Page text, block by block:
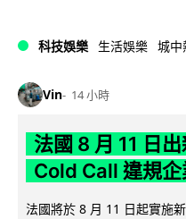
科技娛樂 生活娛樂 城中
Vin 14 小時
法國 8 月 11 日
Cold Call 違規
法國將於 8 月 11 日起實施